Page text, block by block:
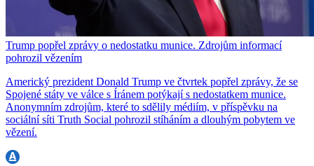
Trump popřel zprávy o nedostatku munice. Zdrojům informací
pohrozil vězením
Americký prezident Donald Trump ve čtvrtek popřel zprávy, že se
Spojené státy ve válce s Íránem potýkají s nedostatkem munice.
Anonymním zdrojům, které to sdělily médiím, v příspěvku na
sociální síti Truth Social pohrozil stíháním a dlouhým pobytem ve
vězení.